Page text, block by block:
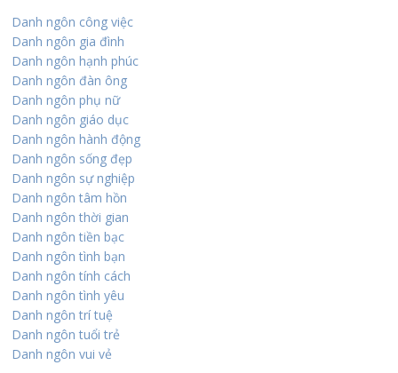
Danh ngôn công việc
Danh ngôn gia đình
Danh ngôn hạnh phúc
Danh ngôn đàn ông
Danh ngôn phụ nữ
Danh ngôn giáo dục
Danh ngôn hành động
Danh ngôn sống đẹp
Danh ngôn sự nghiệp
Danh ngôn tâm hồn
Danh ngôn thời gian
Danh ngôn tiền bạc
Danh ngôn tình bạn
Danh ngôn tính cách
Danh ngôn tình yêu
Danh ngôn trí tuệ
Danh ngôn tuổi trẻ
Danh ngôn vui vẻ